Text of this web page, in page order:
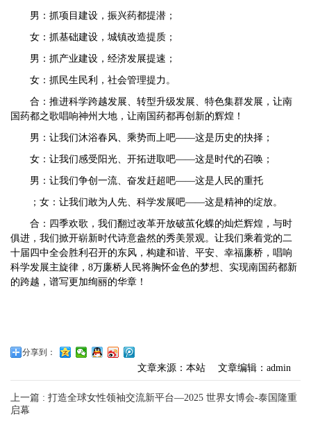
男：抓项目建设，振兴药都提潜；
女：抓基础建设，城镇改造提质；
男：抓产业建设，经济发展提速；
女：抓民生民利，社会管理提力。
合：推进科学跨越发展、转型升级发展、特色集群发展，让南
国药都之歌唱响神州大地，让南国药都再创新的辉煌！
男：让我们沐浴春风、乘势而上吧——这是历史的抉择；
女：让我们感受阳光、开拓进取吧——这是时代的召唤；
男：让我们争创一流、奋发赶超吧——这是人民的重托
；女：让我们敢为人先、科学发展吧——这是精神的绽放。
合：四季欢歌，我们翻过改革开放破茧化蝶的灿烂辉煌，与时
俱进，我们掀开崭新时代诗意盎然的秀美景观。让我们乘着党的二
十届四中全会胜利召开的东风，构建和谐、平安、幸福廉桥，唱响
科学发展主旋律，8万廉桥人民将胸怀金色的梦想、实现南国药都新
的跨越，谱写更加绚丽的华章！
分享到：
文章来源：本站 文章编辑：admin
上一篇 : 打造全球女性领袖交流新平台—2025 世界女博会-泰国隆重
启幕